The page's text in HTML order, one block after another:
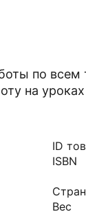
по
на
ID
ISBN
Вес